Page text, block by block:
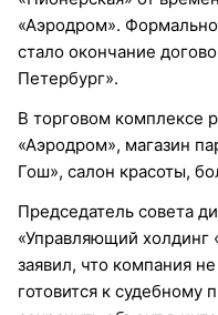
«Аэродром».
стало окончание
Петербург».
В торговом комплексе
«Аэродром», магазин
Гош», салон красоты,
Председатель совета
«Управляющий
заявил, что компания
готовится к судебному